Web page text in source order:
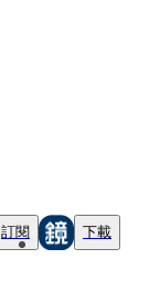
訂閱 下載